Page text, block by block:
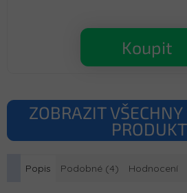
Koupit
ZOBRAZIT VŠECHNY
Popis Podobné (4) Hodnocení